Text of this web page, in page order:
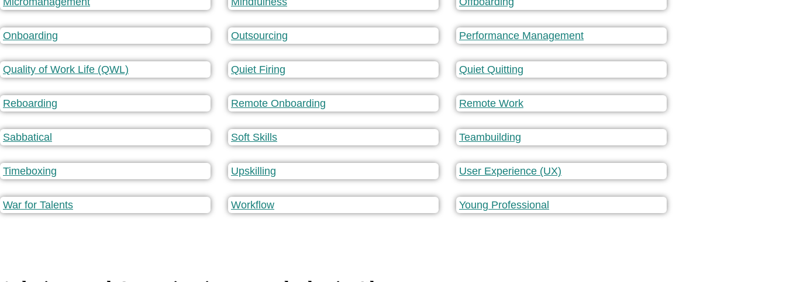
Onboarding Outsourcing Performance Management
Quality of Work Life (QWL) Quiet Firing Quiet Quitting
Reboarding Remote Onboarding Remote Work
Sabbatical Soft Skills Teambuilding
Timeboxing Upskilling User Experience (UX)
War for Talents Workflow Young Professional